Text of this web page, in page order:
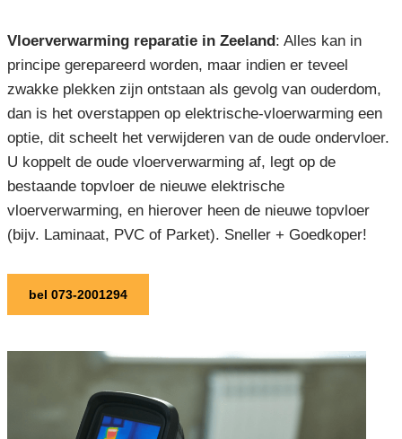
Vloerverwarming reparatie in Zeeland: Alles kan in
principe gerepareerd worden, maar indien er teveel
zwakke plekken zijn ontstaan als gevolg van ouderdom,
dan is het overstappen op elektrische-vloerwarming een
optie, dit scheelt het verwijderen van de oude ondervloer.
U koppelt de oude vloerverwarming af, legt op de
bestaande topvloer de nieuwe elektrische
vloerverwarming, en hierover heen de nieuwe topvloer
(bijv. Laminaat, PVC of Parket). Sneller + Goedkoper!
bel 073-2001294